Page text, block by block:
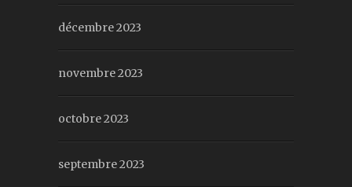
décembre 2023
novembre 2023
octobre 2023
septembre 2023